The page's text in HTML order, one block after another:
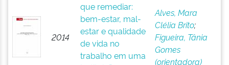
2014
que remediar:
bem-estar, mal-
estar e qualidade
de vida no
trabalho em uma
Alves, Mara
Clélia Brito;
Figueira, Tânia
Gomes
(orientadora)